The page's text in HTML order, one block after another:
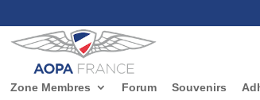
Zone Membres Forum Souvenirs